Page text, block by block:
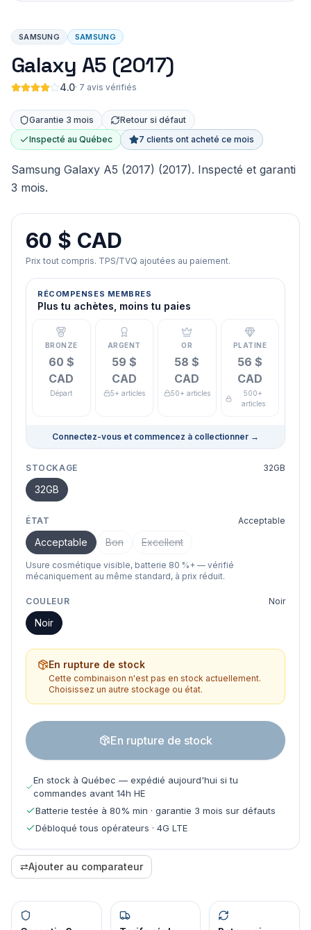
SAMSUNG SAMSUNG
Galaxy A5 (2017)
4.0· 7 avis vérifiés
Garantie 3 mois
Retour si défaut
Inspecté au Québec
7 clients ont acheté ce mois
Samsung Galaxy A5 (2017) (2017). Inspecté et garanti
3 mois.
60 $ CAD
Prix tout compris. TPS/TVQ ajoutées au paiement.
RÉCOMPENSES MEMBRES
Plus tu achètes, moins tu paies
BRONZE
60 $
CAD
Départ
ARGENT
59 $
CAD
5+ articles
OR
58 $
CAD
50+ articles
PLATINE
56 $
CAD
500+
articles
Connectez-vous et commencez à collectionner →
STOCKAGE 32GB
32GB
ÉTAT Acceptable
Acceptable Bon Excellent
Usure cosmétique visible, batterie 80 %+ — vérifié
mécaniquement au même standard, à prix réduit.
COULEUR Noir
Noir
En rupture de stock
Cette combinaison n'est pas en stock actuellement.
Choisissez un autre stockage ou état.
En rupture de stock
En stock à Québec — expédié aujourd'hui si tu
commandes avant 14h HE
Batterie testée à 80% min · garantie 3 mois sur défauts
Débloqué tous opérateurs · 4G LTE
⇄Ajouter au comparateur